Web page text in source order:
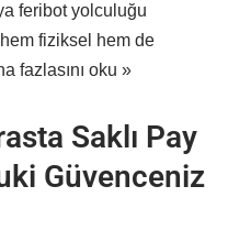
feribot yolculuğu
fiziksel hem de
fazlasını oku »
Saklı Pay
Güvenceniz